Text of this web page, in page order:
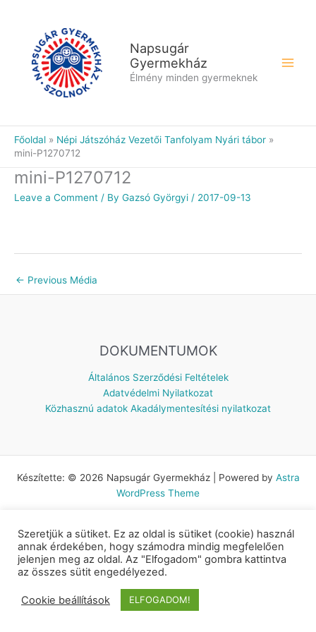
Napsugár
Gyermekház
Élmény minden gyermeknek
Főoldal
Népi Játszóház Vezetői Tanfolyam Nyári tábor
mini-P1270712
mini-P1270712
Leave a Comment / By Gazsó Györgyi / 2017-09-13
← Previous Média
DOKUMENTUMOK
Általános Szerződési Feltételek
Adatvédelmi Nyilatkozat
Közhasznú adatok Akadálymentesítési nyilatkozat
Készítette: © 2026 Napsugár Gyermekház | Powered by Astra
WordPress Theme
Szeretjük a sütiket. Ez az oldal is sütiket (cookie) használ
annak érdekében, hogy számodra mindig megfelelően
jelenjen meg az oldal. Az "Elfogadom" gombra kattintva
az összes sütit engedélyezed.
Cookie beállítások ELFOGADOM!